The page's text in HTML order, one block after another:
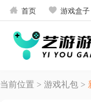
 首页  游戏盒子
当前位置 > 游戏礼包 >